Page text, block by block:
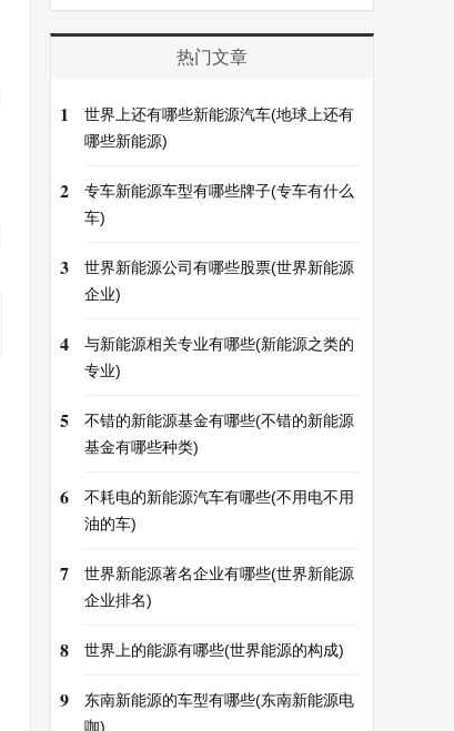
热门文章
1
世界上还有哪些新能源汽车(地球上还有
哪些新能源)
2
专车新能源车型有哪些牌子(专车有什么
车)
3
世界新能源公司有哪些股票(世界新能源
企业)
4
与新能源相关专业有哪些(新能源之类的
专业)
5
不错的新能源基金有哪些(不错的新能源
基金有哪些种类)
6
不耗电的新能源汽车有哪些(不用电不用
油的车)
7
世界新能源著名企业有哪些(世界新能源
企业排名)
8 世界上的能源有哪些(世界能源的构成)
9
东南新能源的车型有哪些(东南新能源电
咖)